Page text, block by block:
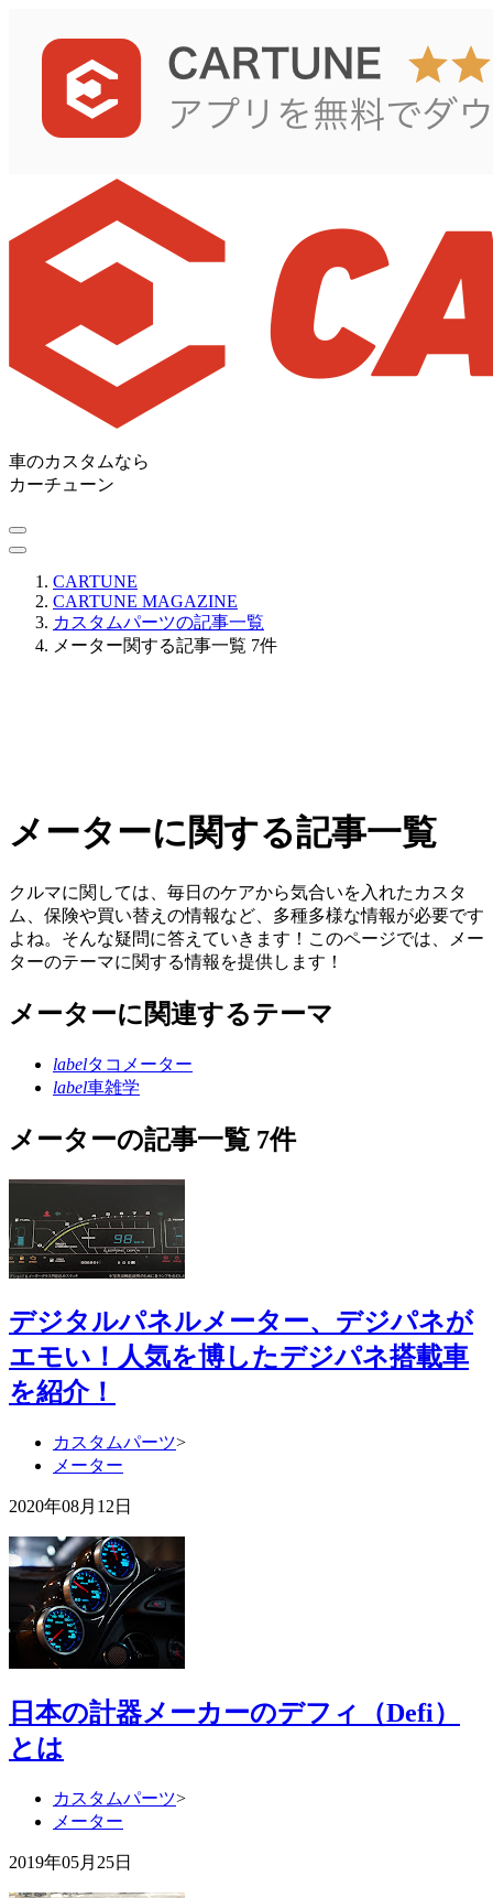
車のカスタムなら
カーチューン
CARTUNE
CARTUNE MAGAZINE
カスタムパーツの記事一覧
メーター関する記事一覧 7件
メーターに関する記事一覧
クルマに関しては、毎日のケアから気合いを入れたカスタ
ム、保険や買い替えの情報など、多種多様な情報が必要です
よね。そんな疑問に答えていきます！このページでは、メー
ターのテーマに関する情報を提供します！
メーターに関連するテーマ
labelタコメーター
label車雑学
メーターの記事一覧 7件
デジタルパネルメーター、デジパネが
エモい！人気を博したデジパネ搭載車
を紹介！
カスタムパーツ>
メーター
2020年08月12日
日本の計器メーカーのデフィ（Defi）
とは
カスタムパーツ>
メーター
2019年05月25日